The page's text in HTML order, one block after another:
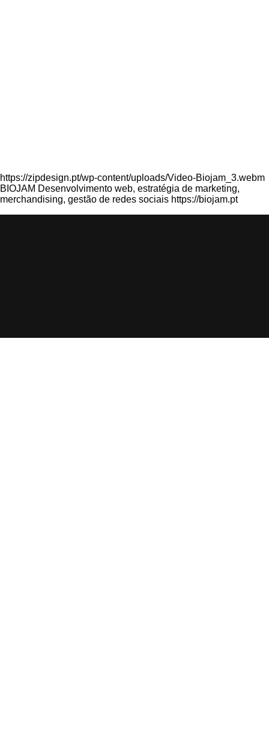
https://zipdesign.pt/wp-content/uploads/Video-Biojam_3.webm
BIOJAM Desenvolvimento web, estratégia de marketing,
merchandising, gestão de redes sociais https://biojam.pt